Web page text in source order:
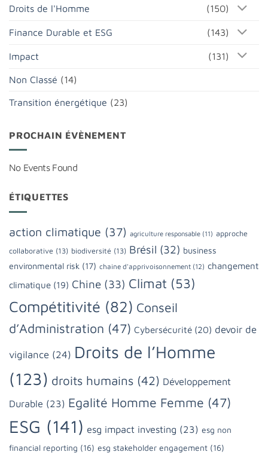
Droits de l'Homme (150)
Finance Durable et ESG (143)
Impact (131)
Non Classé (14)
Transition énergétique (23)
PROCHAIN ÉVÈNEMENT
No Events Found
ÉTIQUETTES
action climatique (37) agriculture responsable (11) approche
collaborative (13) biodiversité (13) Brésil (32) business
environmental risk (17) chaine d'apprivoisonnement (12) changement
climatique (19) Chine (33) Climat (53)
Compétitivité (82) Conseil
d’Administration (47) Cybersécurité (20) devoir de
vigilance (24) Droits de l’Homme
(123) droits humains (42) Développement
Durable (23) Egalité Homme Femme (47)
ESG (141) esg impact investing (23) esg non
financial reporting (16) esg stakeholder engagement (16)